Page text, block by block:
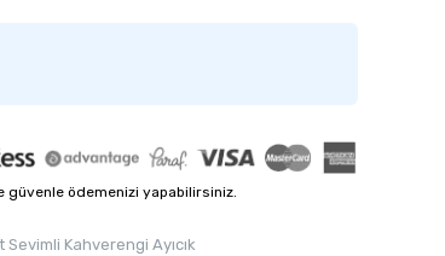
güvenle ödemenizi yapabilirsiniz.
Sevimli Kahverengi Ayıcık